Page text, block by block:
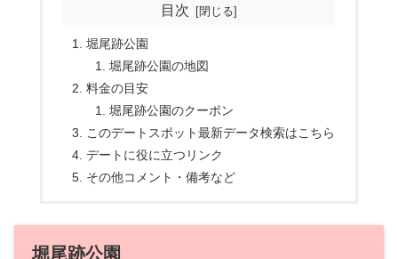
目次
堀尾跡公園
堀尾跡公園の地図
料金の目安
堀尾跡公園のクーポン
このデートスポット最新データ検索はこちら
デートに役に立つリンク
その他コメント・備考など
堀尾跡公園